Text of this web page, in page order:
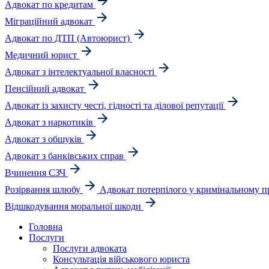
Адвокат по кредитам
Міграційний адвокат
Адвокат по ДТП (Автоюрист)
Медичний юрист
Адвокат з інтелектуальної власності
Пенсійний адвокат
Адвокат із захисту честі, гідності та ділової репутації
Адвокат з наркотиків
Адвокат з обшуків
Адвокат з банківських справ
Вчинення СЗЧ
Розірвання шлюбу
Адвокат потерпілого у кримінальному
Відшкодування моральної шкоди
Головна
Послуги
Послуги адвоката
Консультація військового юриста